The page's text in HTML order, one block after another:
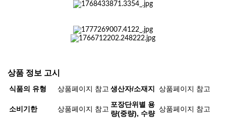
상품 정보 고시
식품의 유형
상품페이지 참고 생산자/소재지 상품페이지 참고
소비기한 상품페이지 참고
포장단위별 용
량(중량), 수량
상품페이지 참고